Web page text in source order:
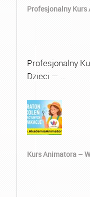
Profesjonalny Kurs
Profesjonalny
Dzieci — …
Kurs Animatora –